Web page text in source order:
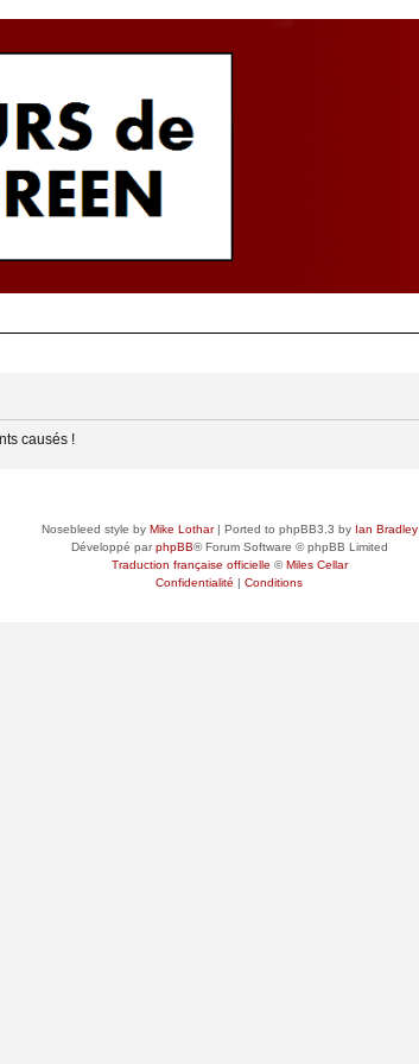
causés !
Nosebleed style by Mike Lothar| Ported to phpBB3.3 by Ian Bradley
Développé parphpBB® Forum Software © phpBB Limited
Traduction française officielle ©Miles Cellar
Confidentialité | Conditions